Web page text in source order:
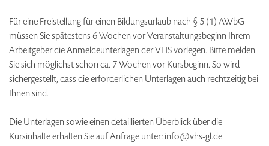
Für eine Freistellung für einen Bildungsurlaub nach § 5 (1) AWbG
müssen Sie spätestens 6 Wochen vor Veranstaltungsbeginn Ihrem
Arbeitgeber die Anmeldeunterlagen der VHS vorlegen. Bitte melden
Sie sich möglichst schon ca. 7 Wochen vor Kursbeginn. So wird
sichergestellt, dass die erforderlichen Unterlagen auch rechtzeitig bei
Ihnen sind.
Die Unterlagen sowie einen detaillierten Überblick über die
Kursinhalte erhalten Sie auf Anfrage unter: info@vhs-gl.de